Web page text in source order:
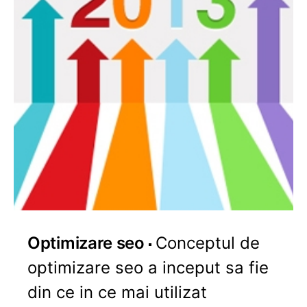
Optimizare seo
Conceptul de
optimizare seo a inceput sa fie
din ce in ce mai utilizat